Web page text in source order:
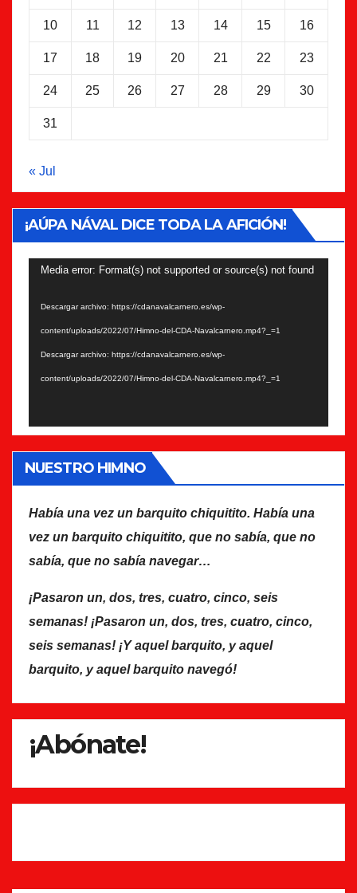
10 11 12 13 14 15 16
17 18 19 20 21 22 23
24 25 26 27 28 29 30
31
« Jul
¡AÚPA NÁVAL DICE TODA LA AFICIÓN!
Reproductor
Media error: Format(s) not supported or source(s) not found
Descargar archivo: https://cdanavalcarnero.es/wp-
content/uploads/2022/07/Himno-del-CDA-Navalcarnero.mp4?_=1
Descargar archivo: https://cdanavalcarnero.es/wp-
content/uploads/2022/07/Himno-del-CDA-Navalcarnero.mp4?_=1
NUESTRO HIMNO
Había una vez un barquito chiquitito. Había una
vez un barquito chiquitito, que no sabía, que no
sabía, que no sabía navegar…
¡Pasaron un, dos, tres, cuatro, cinco, seis
semanas! ¡Pasaron un, dos, tres, cuatro, cinco,
seis semanas! ¡Y aquel barquito, y aquel
barquito, y aquel barquito navegó!
¡Abónate!